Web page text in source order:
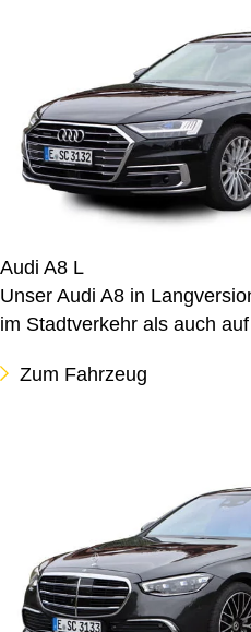
Audi A8 L
Unser Audi A8 in
im Stadtverkehr als auch
Zum Fahrzeug